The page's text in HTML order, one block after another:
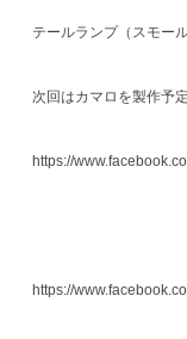
テールランプ（スモー
次回はカマロを製作予
https://
https://